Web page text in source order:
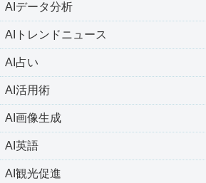
AIデータ分析
AIトレンドニュース
AI占い
AI活用術
AI画像生成
AI英語
AI観光促進